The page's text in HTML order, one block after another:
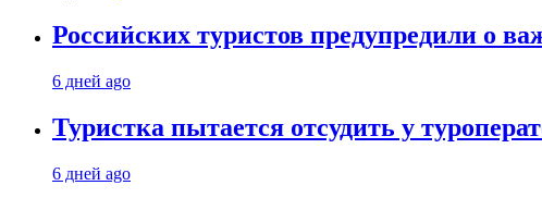
Российских туристов предупредили о
6 дней ago
Туристка пытается отсудить у
6 дней ago